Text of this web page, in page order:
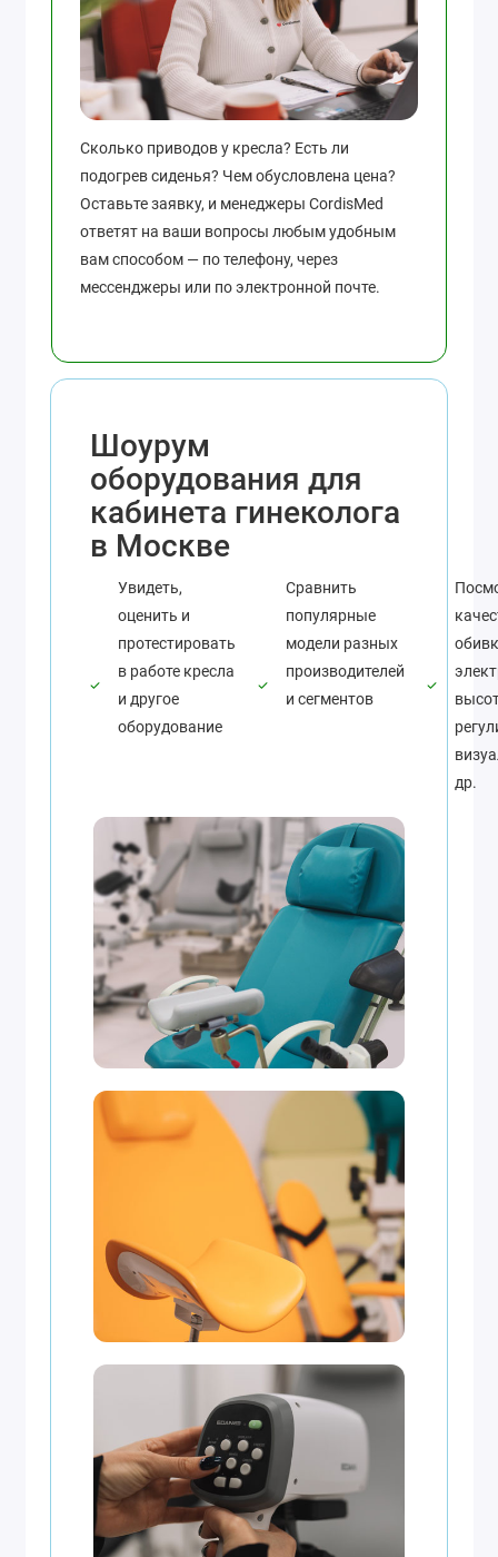
Сколько приводов у кресла? Есть ли
подогрев сиденья? Чем обусловлена цена?
Оставьте заявку, и менеджеры CordisMed
ответят на ваши вопросы любым удобным
вам способом — по телефону, через
мессенджеры или по электронной почте.
Шоурум
оборудования для
кабинета гинеколога
в Москве
Увидеть,
оценить и
протестировать
в работе кресла
и другое
оборудование
Сравнить
популярные
модели разных
производителей
и сегментов
др.